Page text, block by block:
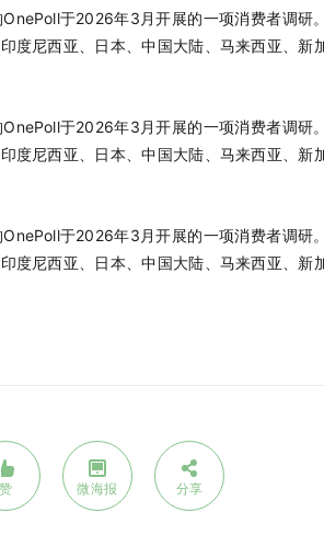
于2026年3月开展的一项消费者调研
度尼西亚、日本、中国大陆、马来西亚、新
于2026年3月开展的一项消费者调研
度尼西亚、日本、中国大陆、马来西亚、新
于2026年3月开展的一项消费者调研
度尼西亚、日本、中国大陆、马来西亚、新
赞 微海报 分享